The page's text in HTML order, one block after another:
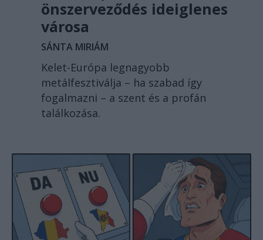
önszerveződés ideiglenes
városa
SÁNTA MIRIÁM
Kelet-Európa legnagyobb
metálfesztiválja – ha szabad így
fogalmazni – a szent és a profán
találkozása.